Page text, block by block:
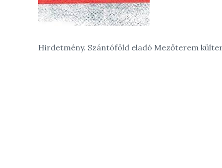
Hirdetmény. Szántóföld eladó Mezőterem